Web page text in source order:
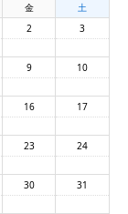
金
土
2 3
9 10
16 17
23 24
30 31